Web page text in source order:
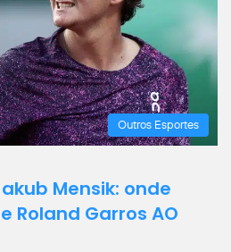
Outros Esportes
Mensik: onde
Roland Garros AO